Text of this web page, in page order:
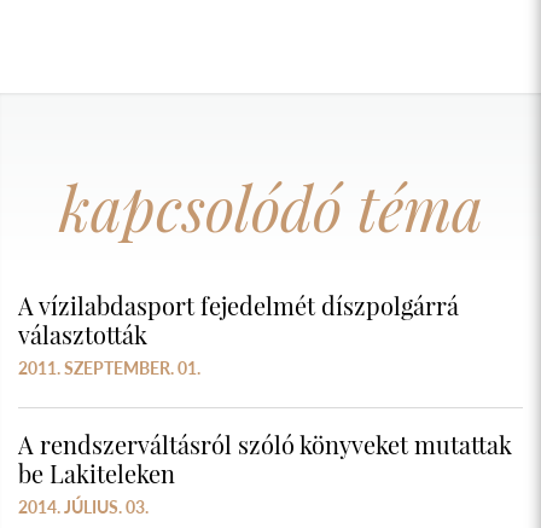
kapcsolódó téma
A vízilabdasport fejedelmét díszpolgárrá
választották
2011. SZEPTEMBER. 01.
A rendszerváltásról szóló könyveket mutattak
be Lakiteleken
2014. JÚLIUS. 03.